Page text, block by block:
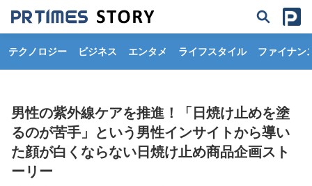
テクノロジー ビジネス エンタメ ライフスタイル ファイナン
男性の紫外線ケアを推進！「日焼け止めを塗
るのが苦手」という男性インサイトから導い
た顔が白くならない日焼け止め商品企画スト
ーリー